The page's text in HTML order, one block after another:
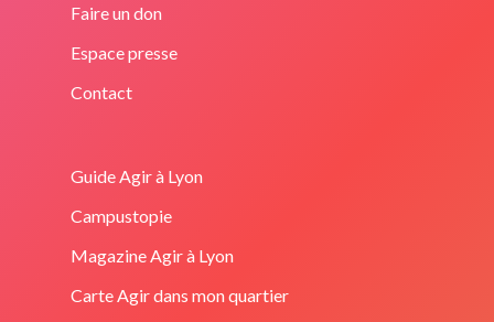
Faire un don
Espace presse
Contact
Guide Agir à Lyon
Campustopie
Magazine Agir à Lyon
Carte Agir dans mon quartier